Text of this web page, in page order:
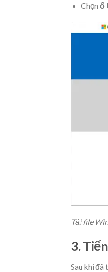
Chọn ổ
Tải file
3.
Sau khi đã